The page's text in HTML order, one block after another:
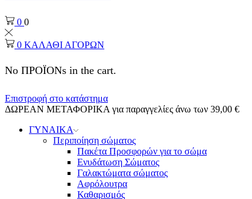
0 0
0 ΚΑΛΑΘΙ ΑΓΟΡΩΝ
No ΠΡΟΪΟΝs in the cart.
Επιστροφή στο κατάστημα
ΔΩΡΕΑΝ ΜΕΤΑΦΟΡΙΚΑ για παραγγελίες άνω των 39,00 €
ΓΥΝΑΙΚΑ
Περιποίηση σώματος
Πακέτα Προσφορών για το σώμα
Ενυδάτωση Σώματος
Γαλακτώματα σώματος
Αφρόλουτρα
Καθαρισμός